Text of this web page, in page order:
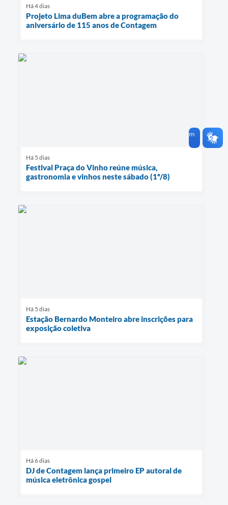
Há 4 dias
Projeto Lima duBem abre a programação do
aniversário de 115 anos de Contagem
Há 5 dias
Festival Praça do Vinho reúne música,
gastronomia e vinhos neste sábado (1º/8)
Há 5 dias
Estação Bernardo Monteiro abre inscrições para
exposição coletiva
Há 6 dias
DJ de Contagem lança primeiro EP autoral de
música eletrônica gospel